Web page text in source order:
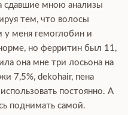
сдавшие мною анализы
тем, что волосы
у меня гемоглобин и
но ферритин был 11,
она мне три лосьона на
7,5%, dekohair, пена
постоянно. А
поднимать самой.